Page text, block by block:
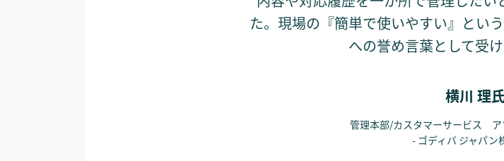
た。現場の『簡単で使いやすい』とい
への誉め言葉として受け
横川 理
管理本部/カスタマーサービス ア
- ゴディバ ジャパン